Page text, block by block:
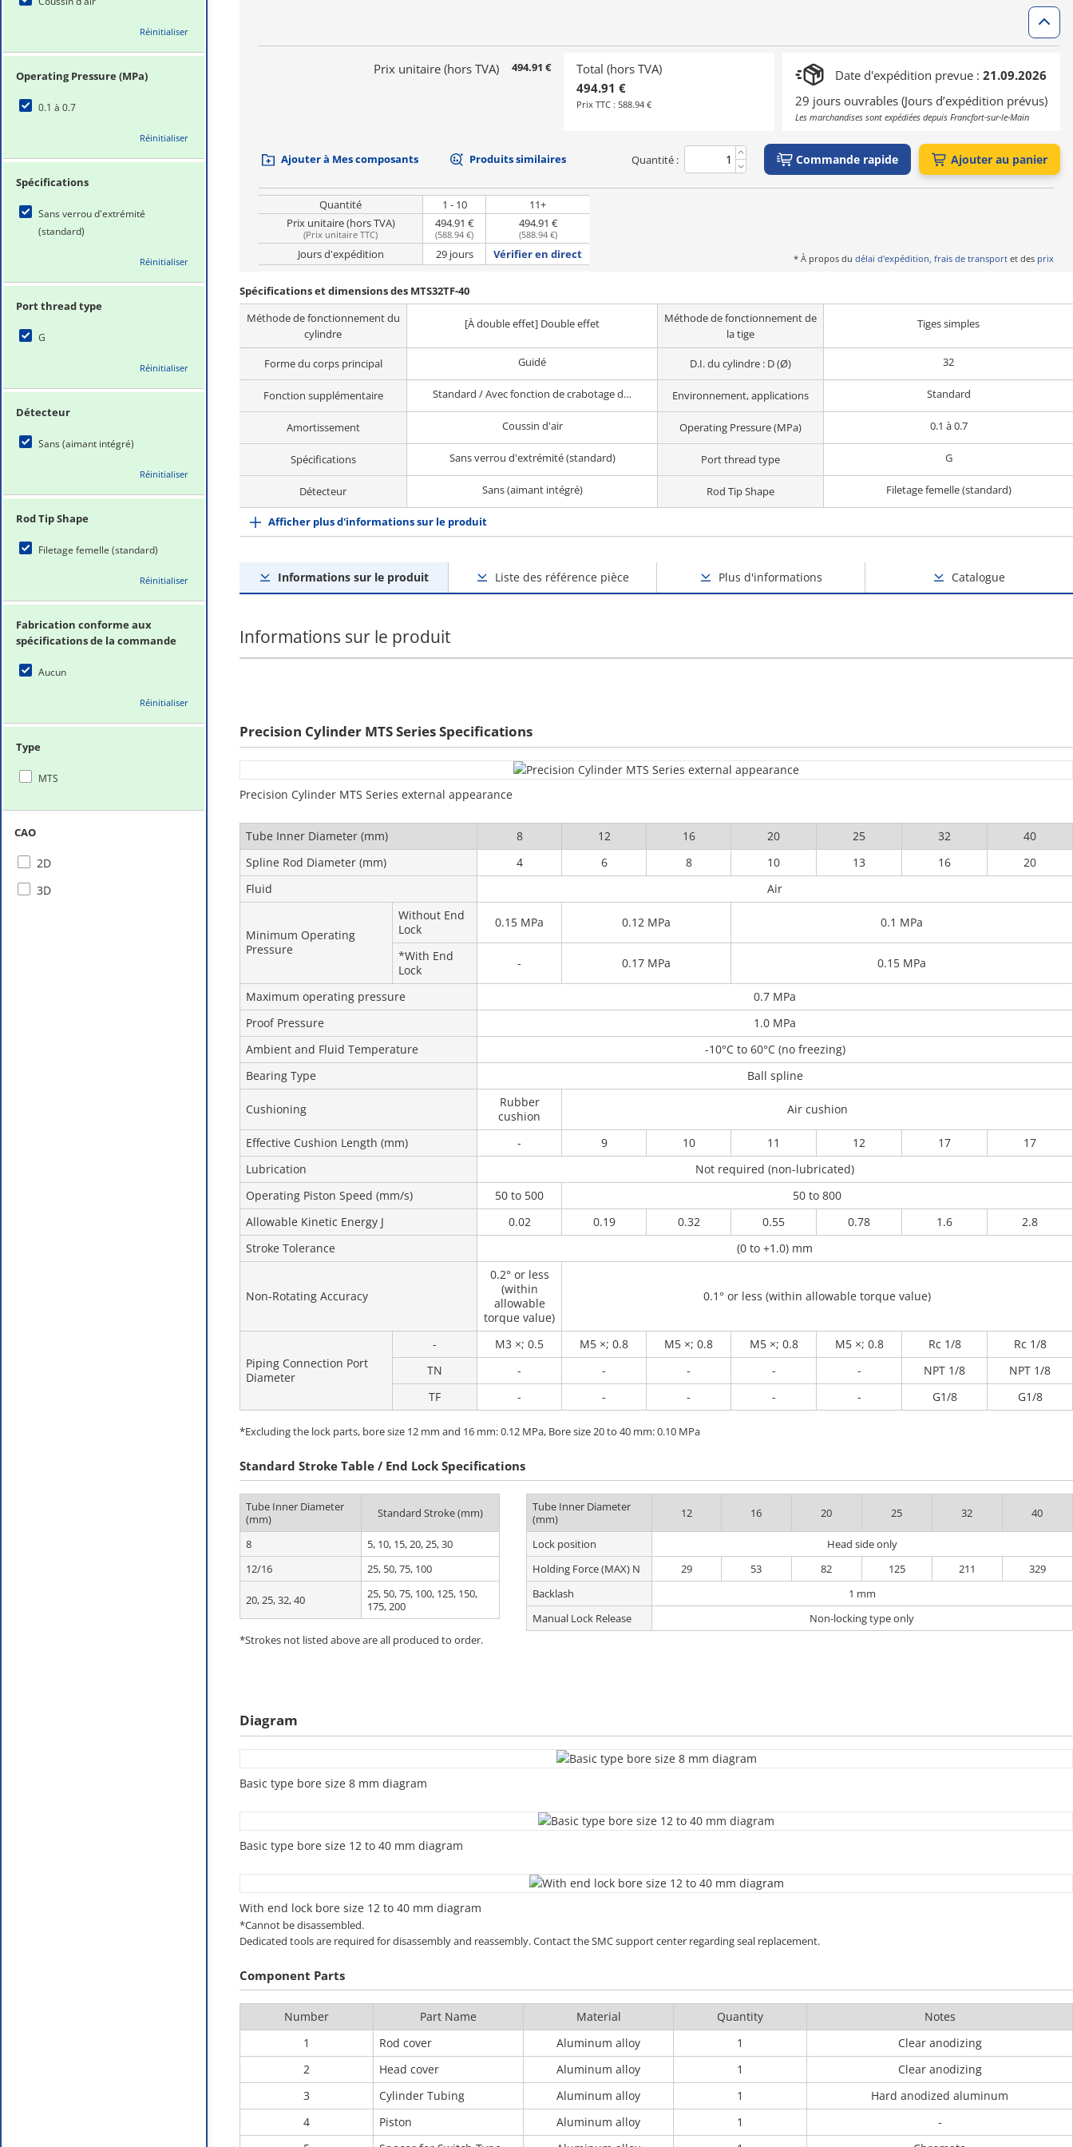
Réinitialiser
Operating Pressure (MPa)
0.1 à 0.7
Réinitialiser
Spécifications
Sans verrou d'extrémité
(standard)
Réinitialiser
Port thread type
G
Réinitialiser
Détecteur
Sans (aimant intégré)
Réinitialiser
Rod Tip Shape
Filetage femelle (standard)
Réinitialiser
Fabrication conforme aux
spécifications de la commande
Aucun
Réinitialiser
Type
MTS
CAO
2D
3D
Prix unitaire (hors TVA) 494.91 €
Total (hors TVA)
494.91 €
Prix TTC : 588.94 €
Date d'expédition prevue : 21.09.2026
29 jours ouvrables (Jours d’expédition prévus)
Les marchandises sont expédiées depuis Francfort-sur-le-Main
Ajouter à Mes composants Produits similaires Quantité : Commande rapide Ajouter au panier
Quantité 1 - 10
11+
Prix unitaire (hors TVA)
(Prix unitaire TTC)
494.91 €
(588.94 €)
494.91 €
(588.94 €)
Jours d'expédition 29 jours Vérifier en direct * À propos du délai d'expédition, frais de transport et des prix
Spécifications et dimensions des MTS32TF-40
Méthode de fonctionnement du
cylindre
[À double effet] Double effet
Méthode de fonctionnement de
la tige
Tiges simples
Forme du corps principal Guidé D.I. du cylindre : D (Ø) 32
Fonction supplémentaire Standard / Avec fonction de crabotage de la tige Environnement, applications Standard
Amortissement Coussin d'air Operating Pressure (MPa) 0.1 à 0.7
Spécifications Sans verrou d'extrémité (standard) Port thread type G
Détecteur Sans (aimant intégré) Rod Tip Shape Filetage femelle (standard)
Afficher plus d'informations sur le produit
Informations sur le produit Liste des référence pièce Plus d'informations Catalogue
Informations sur le produit
Precision Cylinder MTS Series Specifications
Precision Cylinder MTS Series external appearance
Tube Inner Diameter (mm) 8 12 16 20 25 32
40
Spline Rod Diameter (mm)
4 6 8 10 13 16
20
Fluid
Air
Minimum Operating
Pressure
Without End
Lock
0.15 MPa 0.12 MPa 0.1 MPa
*With End
Lock
- 0.17 MPa 0.15 MPa
Maximum operating pressure
0.7 MPa
Proof Pressure
1.0 MPa
Ambient and Fluid Temperature
-10°C to 60°C (no freezing)
Bearing Type
Ball spline
Cushioning
Rubber
cushion
Air cushion
Effective Cushion Length (mm) - 9 10 11 12 17
17
Lubrication
Not required (non-lubricated)
Operating Piston Speed (mm/s)
50 to 500
50 to 800
Allowable Kinetic Energy J
0.02 0.19 0.32 0.55 0.78 1.6
2.8
Stroke Tolerance
(0 to +1.0) mm
Non-Rotating Accuracy
0.2° or less
(within
allowable
torque value)
0.1° or less (within allowable torque value)
Piping Connection Port
Diameter
- M3 ×; 0.5 M5 ×; 0.8 M5 ×; 0.8 M5 ×; 0.8 M5 ×; 0.8 Rc 1/8
Rc 1/8
TN
- - - - - NPT 1/8
NPT 1/8
TF
- - - - - G1/8 G1/8
*Excluding the lock parts, bore size 12 mm and 16 mm: 0.12 MPa, Bore size 20 to 40 mm: 0.10 MPa
Standard Stroke Table / End Lock Specifications
Tube Inner Diameter
(mm)
Standard Stroke (mm)
8
5, 10, 15, 20, 25, 30
12/16
25, 50, 75, 100
20, 25, 32, 40
25, 50, 75, 100, 125, 150,
175, 200
*Strokes not listed above are all produced to order.
Tube Inner Diameter
(mm)
12 16 20 25 32 40
Lock position
Head side only
Holding Force (MAX) N
29 53 82 125 211
329
Backlash
1 mm
Manual Lock Release
Non-locking type only
Diagram
Basic type bore size 8 mm diagram
Basic type bore size 12 to 40 mm diagram
With end lock bore size 12 to 40 mm diagram
*Cannot be disassembled.
Dedicated tools are required for disassembly and reassembly. Contact the SMC support center regarding seal replacement.
Component Parts
Number Part Name Material Quantity
Notes
1
Rod cover Aluminum alloy 1
Clear anodizing
2
Head cover Aluminum alloy 1
Clear anodizing
3
Cylinder Tubing Aluminum alloy 1
Hard anodized aluminum
4
Piston Aluminum alloy 1
-